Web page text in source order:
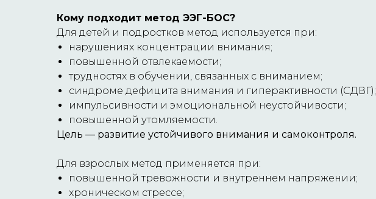
Кому подходит метод ЭЭГ-БОС?
Для детей и подростков метод используется при:
нарушениях концентрации внимания;
повышенной отвлекаемости;
трудностях в обучении, связанных с вниманием;
синдроме дефицита внимания и гиперактивности (СДВГ);
импульсивности и эмоциональной неустойчивости;
повышенной утомляемости.
Цель — развитие устойчивого внимания и самоконтроля.
Для взрослых метод применяется при:
повышенной тревожности и внутреннем напряжении;
хроническом стрессе;